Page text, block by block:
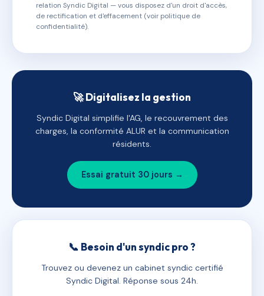
relation Syndic Digital — vous disposez d'un droit d'accès,
de rectification et d'effacement (voir politique de
confidentialité).
🚀 Digitalisez la gestion
Syndic Digital simplifie l'AG, le recouvrement des
charges, la conformité ALUR et la communication
résidents.
Essai gratuit 30 jours →
📞 Besoin d'un syndic pro ?
Trouvez ou devenez un cabinet syndic certifié
Syndic Digital. Réponse sous 24h.